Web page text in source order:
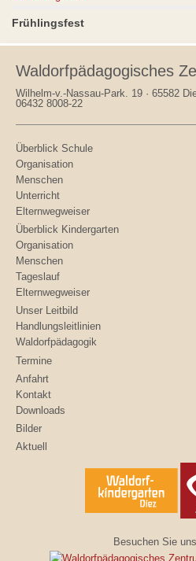
Frühlingsfest
Waldorfpädagogisches
Wilhelm-v.-Nassau-Park. 19 · 65582
06432 8008-22
Überblick Schule
Organisation
Menschen
Unterricht
Elternwegweiser
Überblick Kindergarten
Organisation
Menschen
Tageslauf
Elternwegweiser
Unser Leitbild
Handlungsleitlinien
Waldorfpädagogik
Termine
Anfahrt
Kontakt
Downloads
Bilder
Aktuell
Besuchen Sie